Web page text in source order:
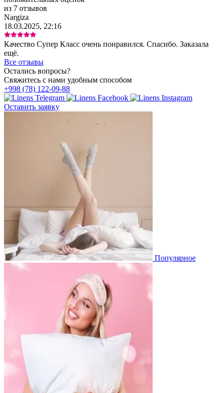
из 7 отзывов
Nargiza
18.03.2025, 22:16
Качество Супер Класс очень понравился. Спасибо. Заказала
ещё.
Все отзывы
Остались вопросы?
Свяжитесь с нами удобным способом
+998 (78) 122-09-88
Оставить заявку
Популярное